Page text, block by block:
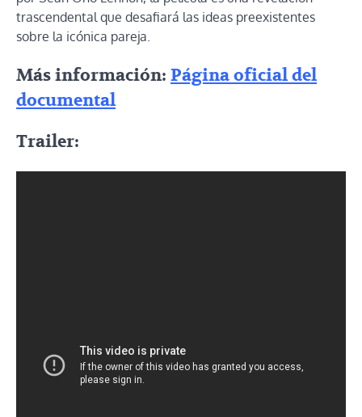
trascendental que desafiará las ideas preexistentes
sobre la icónica pareja.
Más información: Página oficial del
documental
Trailer: